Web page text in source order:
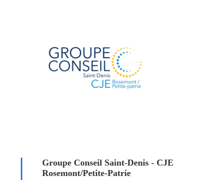
Groupe Conseil Saint-Denis - CJE
Rosemont/Petite-Patrie